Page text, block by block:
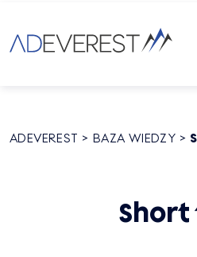
ADEVEREST > BAZA WIEDZY >
Short